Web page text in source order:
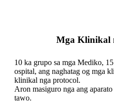
Mga Klinikal
10 ka grupo sa mga Mediko,
ospital, ang naghatag og mga
klinikal nga protocol.
Aron masiguro nga ang
tawo.